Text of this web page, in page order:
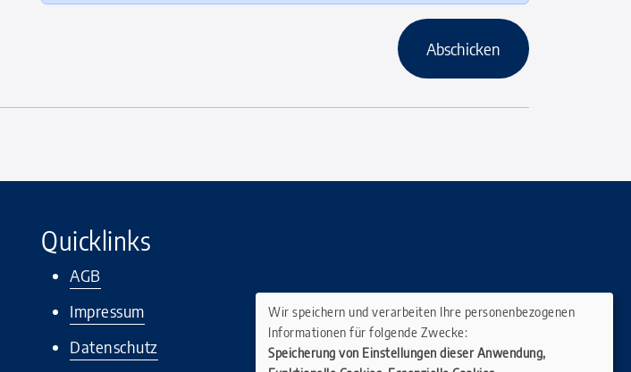
Abschicken
Quicklinks
AGB
Impressum
Datenschutz
Wir speichern und verarbeiten Ihre personenbezogenen
Informationen für folgende Zwecke:
Speicherung von Einstellungen dieser Anwendung,